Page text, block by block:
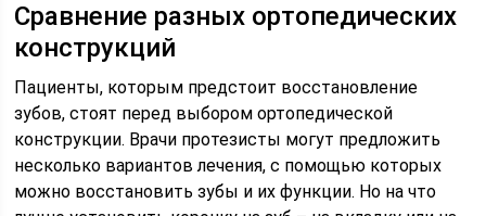
Сравнение разных ортопедических
конструкций
Пациенты, которым предстоит восстановление
зубов, стоят перед выбором ортопедической
конструкции. Врачи протезисты могут предложить
несколько вариантов лечения, с помощью которых
можно восстановить зубы и их функции. Но на что